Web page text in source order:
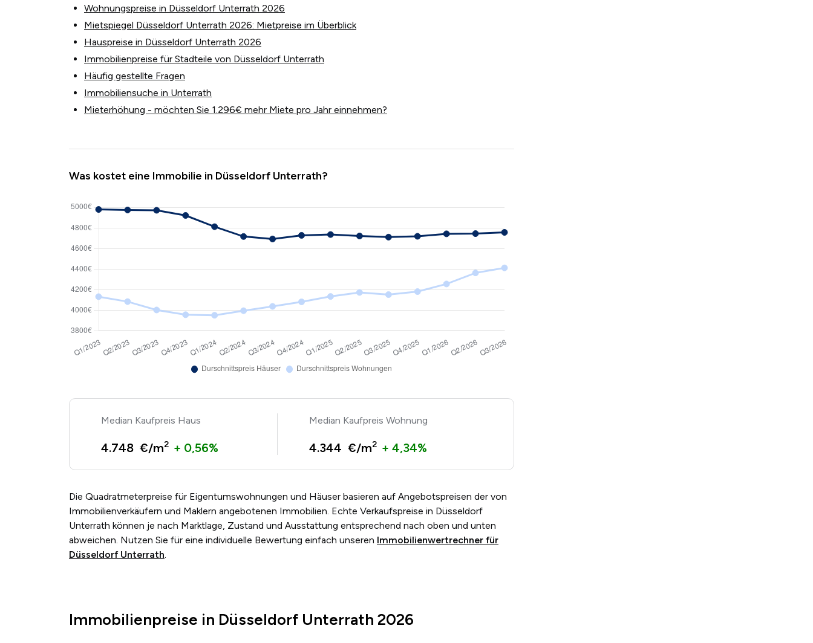
Wohnungspreise in Düsseldorf Unterrath 2026
Mietspiegel Düsseldorf Unterrath 2026: Mietpreise im Überblick
Hauspreise in Düsseldorf Unterrath 2026
Immobilienpreise für Stadteile von Düsseldorf Unterrath
Häufig gestellte Fragen
Immobiliensuche in Unterrath
Mieterhöhung - möchten Sie 1.296€ mehr Miete pro Jahr einnehmen?
Was kostet eine Immobilie in Düsseldorf Unterrath?
Kaufpreis Haus
4.748 €/m2 + 0,56%
Kaufpreis Wohnung
4.344 €/m2 + 4,34%
Die Quadratmeterpreise für Eigentumswohnungen und Häuser basieren auf Angebotspreisen der von
Immobilienverkäufern und Maklern angebotenen Immobilien. Echte Verkaufspreise in Düsseldorf
Unterrath können je nach Marktlage, Zustand und Ausstattung entsprechend nach oben und unten
abweichen. Nutzen Sie für eine individuelle Bewertung einfach unseren Immobilienwertrechner für
Düsseldorf Unterrath
Immobilienpreise in Düsseldorf Unterrath 2026